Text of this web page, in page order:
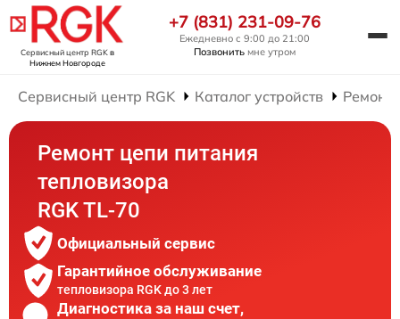
Сервисный центр RGKв
Нижнем Новгороде
+7 (831) 231-09-76
Ежедневно с 9:00 до 21:00
Позвонить мне утром
Сервисный центр RGK Каталог устройств Ремонт
Ремонт цепи питания
тепловизора
RGK TL-70
Официальный сервис
Гарантийное обслуживание
тепловизора RGK до 3 лет
Диагностика за наш счет,